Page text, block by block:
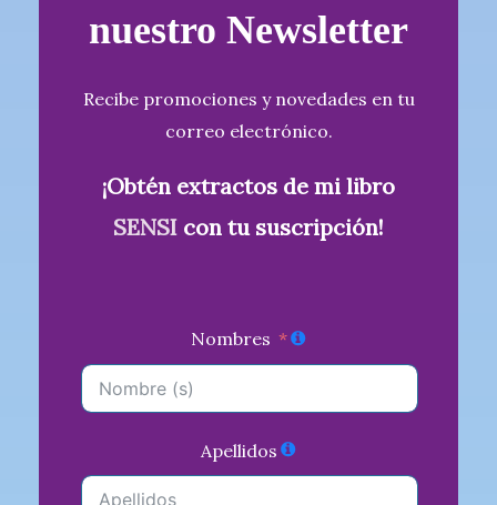
nuestro Newsletter
Recibe promociones y novedades en tu
correo electrónico.
¡Obtén extractos de mi libro
SENSI con tu suscripción!
Nombres
Apellidos